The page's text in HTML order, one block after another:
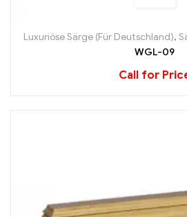
Luxuriöse Särge (Für Deutschland),
WGL-09
Call for